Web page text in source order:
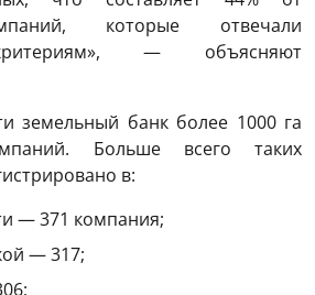
которые отвечали
— объясняют
земельный банк более 1000 га
Больше всего таких
в:
— 371 компания;
— 317;